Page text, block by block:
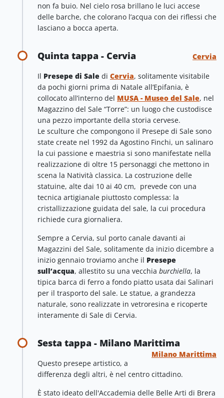
non fa buio. Nel cielo rosa brillano le luci accese
delle barche, che colorano l’acqua con dei riflessi che
lasciano a bocca aperta.
Quinta tappa - Cervia Cervia
Il Presepe di Sale di Cervia, solitamente visitabile
da pochi giorni prima di Natale all’Epifania, è
collocato all’interno del MUSA - Museo del Sale, nel
Magazzino del Sale “Torre”: un luogo che custodisce
una pezzo importante della storia cervese.
Le sculture che compongono il Presepe di Sale sono
state create nel 1992 da Agostino Finchi, un salinaro
la cui passione e maestria si sono manifestate nella
realizzazione di oltre 15 personaggi che mettono in
scena la Natività classica. La costruzione delle
statuine, alte dai 10 ai 40 cm, prevede con una
tecnica artigianale piuttosto complessa: la
cristallizzazione guidata del sale, la cui procedura
richiede cura giornaliera.
Sempre a Cervia, sul porto canale davanti ai
Magazzini del Sale, solitamente da inizio dicembre a
inizio gennaio troviamo anche il Presepe
sull’acqua, allestito su una vecchia burchiella, la
tipica barca di ferro a fondo piatto usata dai Salinari
per il trasporto del sale. Le statue, a grandezza
naturale, sono realizzate in vetroresina e ricoperte
interamente di Sale di Cervia.
Sesta tappa - Milano Marittima
Milano Marittima
Questo presepe artistico, a
differenza degli altri, è nel centro cittadino.
È stato ideato dell'Accademia delle Belle Arti di Brera